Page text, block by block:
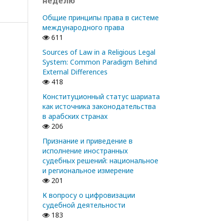
Общие принципы права в системе
международного права
611
Sources of Law in a Religious Legal
System: Common Paradigm Behind
External Differences
418
Конституционный статус шариата
как источника законодательства
в арабских странах
206
Признание и приведение в
исполнение иностранных
судебных решений: национальное
и региональное измерение
201
К вопросу о цифровизации
судебной деятельности
183